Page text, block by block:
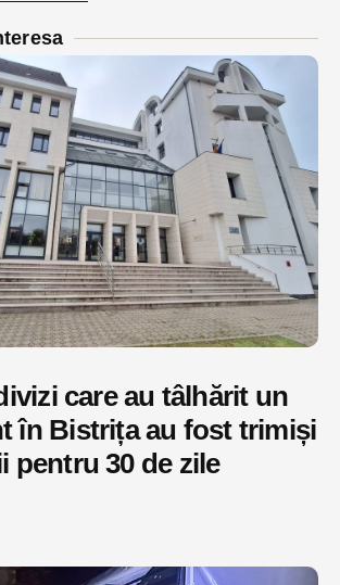
care au tâlhărit un
în Bistrița au fost trimiși
pentru 30 de zile